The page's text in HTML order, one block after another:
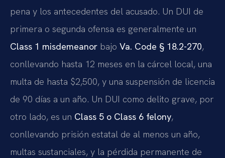
pena y los antecedentes del acusado. Un DUI de
primera o segunda ofensa es generalmente un
Class 1 misdemeanor bajo Va. Code § 18.2-270,
conllevando hasta 12 meses en la cárcel local, una
multa de hasta $2,500, y una suspensión de licencia
de 90 días a un año. Un DUI como delito grave, por
otro lado, es un Class 5 o Class 6 felony,
conllevando prisión estatal de al menos un año,
multas sustanciales, y la pérdida permanente de